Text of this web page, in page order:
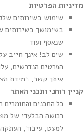
מדיניות הפרטיות
שימוש בשירותים
בשימושך בשירותים
שנאסף ועוד.
שים לב! אינך חייב
הפרטים הנדרשים,
איתך קשר, במידת
קניין רוחני ותכני האתר
כל התכנים
רכושה הבלעדי של
למעט, עיבוד,